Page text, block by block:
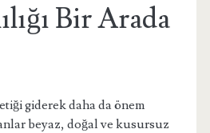
Bir Arada
giderek daha da önem
beyaz, doğal ve kusursuz